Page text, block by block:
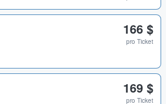
166 $
pro Ticket
169 $
pro Ticket